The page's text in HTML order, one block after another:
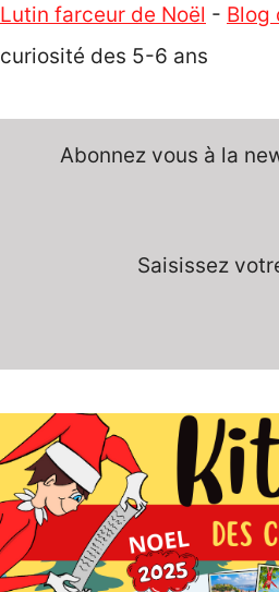
Lutin farceur de Noël - Blog
curiosité des 5-6 ans
Abonnez vous à la
Saisissez